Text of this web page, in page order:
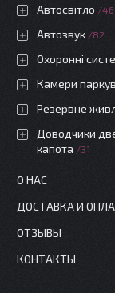
Автосвітло
Автозвук 82
Охоронні
Камери
Резервне
Доводчики
капота
31
О НАС
ДОСТАВКА И
ОТЗЫВЫ
КОНТАКТЫ